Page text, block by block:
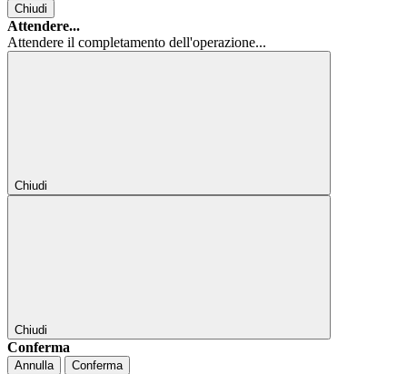
Chiudi
Attendere...
Attendere il completamento dell'operazione...
Chiudi
Chiudi
Conferma
Annulla Conferma